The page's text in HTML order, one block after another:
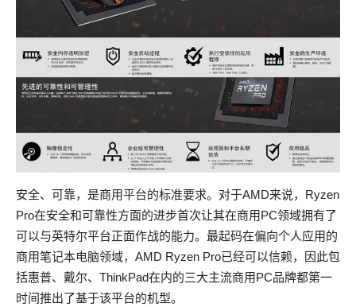
安全、可靠，是商用平台的标准要求。对于AMD来说，Ryzen
Pro在安全和可靠性方面的进步首次让其在商用PC领域拥有了
可以与英特尔平台正面作战的能力。最起码在偏向个人应用的
商用笔记本电脑领域，AMD Ryzen Pro已经可以信赖，因此包
括惠普、戴尔、ThinkPad在内的三大主流商用PC品牌都第一
时间推出了基于该平台的机型。